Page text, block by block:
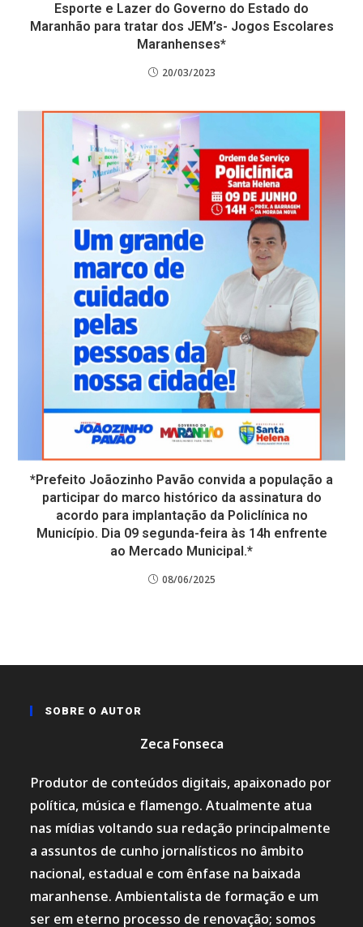
Esporte e Lazer do Governo do Estado do
Maranhão para tratar dos JEM’s- Jogos Escolares
Maranhenses*
20/03/2023
*Prefeito Joãozinho Pavão convida a população a
participar do marco histórico da assinatura do
acordo para implantação da Policlínica no
Município. Dia 09 segunda-feira às 14h enfrente
ao Mercado Municipal.*
08/06/2025
SOBRE O AUTOR
Zeca Fonseca
Produtor de conteúdos digitais, apaixonado por
política, música e flamengo. Atualmente atua
nas mídias voltando sua redação principalmente
a assuntos de cunho jornalísticos no âmbito
nacional, estadual e com ênfase na baixada
maranhense. Ambientalista de formação e um
ser em eterno processo de renovação; somos